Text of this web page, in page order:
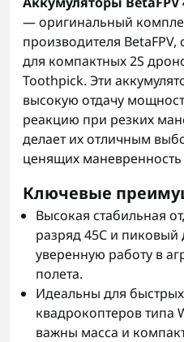
— оригинальный
производителя
для компактных 2S
Toothpick. Эти
высокую отдачу
реакцию при резких
делает их отличным
ценящих
Ключевые
Высокая стабильная
разряд 45C и пиковый
уверенную работу в
полета.
Идеальны для
квадрокоптеров типа
важны масса и